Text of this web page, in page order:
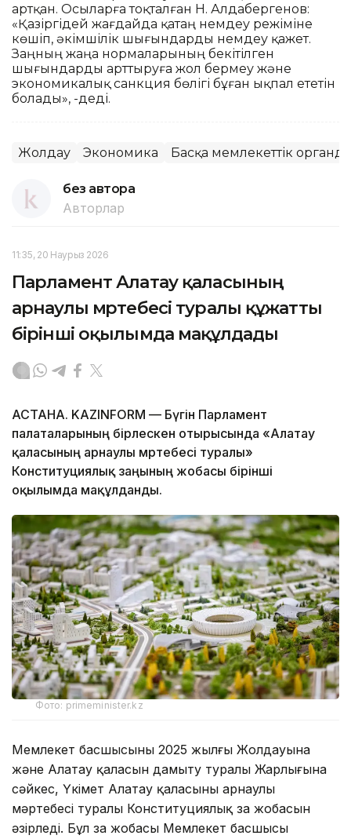
артқан. Осыларға тоқталған Н. Алдабергенов:
«Қазіргідей жағдайда қатаң үнемдеу режіміне
көшіп, әкімшілік шығындарды үнемдеу қажет.
Заңның жаңа нормаларының бекітілген
шығындарды арттыруға жол бермеу және
экономикалық санкция бөлігі бұған ықпал ететін
болады», -деді.
Жолдау Экономика Басқа мемлекеттік
без автора
Авторлар
11:35, 20 Наурыз 2026
Парламент Алатау қаласының
арнаулы мәртебесі туралы құжатты
бірінші оқылымда мақұлдады
АСТАНА. KAZINFORM — Бүгін Парламент
палаталарының бірлескен отырысында «Алатау
қаласының арнаулы мәртебесі туралы»
Конституциялық заңының жобасы бірінші
оқылымда мақұлданды.
Фото: primeminister.kz
Мемлекет басшысының 2025 жылғы Жолдауына
және Алатау қаласын дамыту туралы Жарлығына
сәйкес, Үкімет Алатау қаласының арнаулы
мәртебесі туралы Конституциялық заң жобасын
әзірледі. Бұл заң жобасы Мемлекет басшысы